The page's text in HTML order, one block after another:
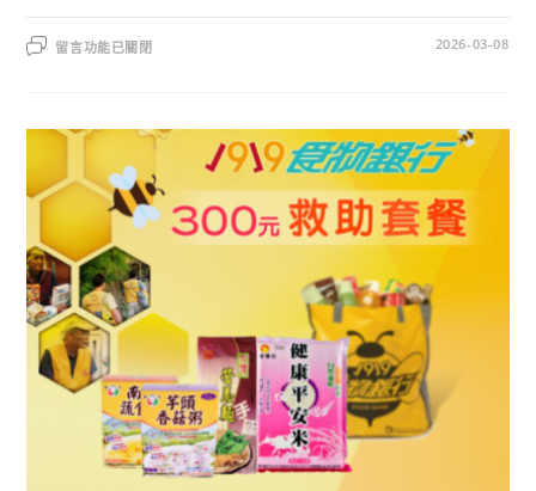
留言功能已關閉 2026-03-08